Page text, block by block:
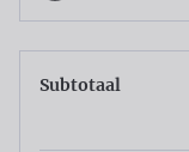
Subtotaal